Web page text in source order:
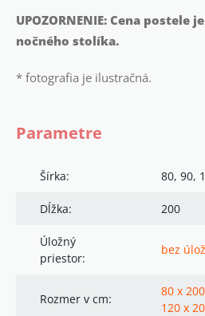
UPOZORNENIE: Cena postele
nočného stolíka.
* fotografia je ilustračná.
Parametre
Šírka: 80, 90,
Dĺžka: 200
Úložný
priestor:
bez
Rozmer v cm:
80 x 200
120 x